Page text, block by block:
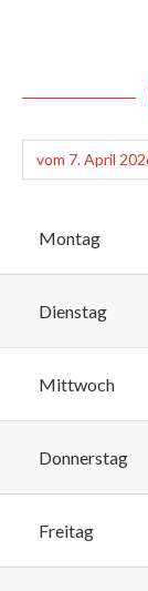
Montag
Dienstag
Mittwoch
Donnerstag
Freitag